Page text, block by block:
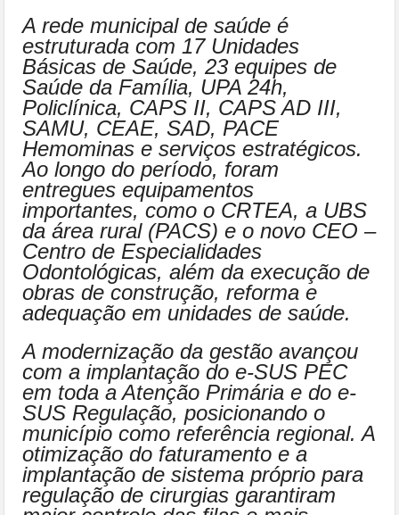
A rede municipal de saúde é
estruturada com 17 Unidades
Básicas de Saúde, 23 equipes de
Saúde da Família, UPA 24h,
Policlínica, CAPS II, CAPS AD III,
SAMU, CEAE, SAD, PACE
Hemominas e serviços estratégicos.
Ao longo do período, foram
entregues equipamentos
importantes, como o CRTEA, a UBS
da área rural (PACS) e o novo CEO –
Centro de Especialidades
Odontológicas, além da execução de
obras de construção, reforma e
adequação em unidades de saúde.
A modernização da gestão avançou
com a implantação do e-SUS PEC
em toda a Atenção Primária e do e-
SUS Regulação, posicionando o
município como referência regional. A
otimização do faturamento e a
implantação de sistema próprio para
regulação de cirurgias garantiram